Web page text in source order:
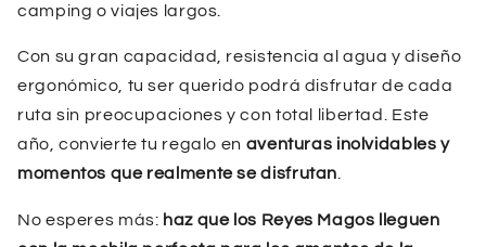
camping o viajes largos.
Con su gran capacidad, resistencia al agua y diseño
ergonómico, tu ser querido podrá disfrutar de cada
ruta sin preocupaciones y con total libertad. Este
año, convierte tu regalo en aventuras inolvidables y
momentos que realmente se disfrutan.
No esperes más: haz que los Reyes Magos lleguen